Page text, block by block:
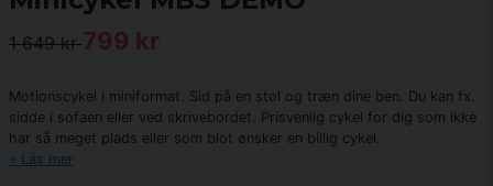
1 649 kr799 kr
Motionscykel i miniformat. Sid på en stol og træn dine ben. Du kan fx.
sidde i sofaen eller ved skrivebordet. Prisvenlig cykel for dig som ikke
har så meget plads eller som blot ønsker en billig cykel.
Läs mer